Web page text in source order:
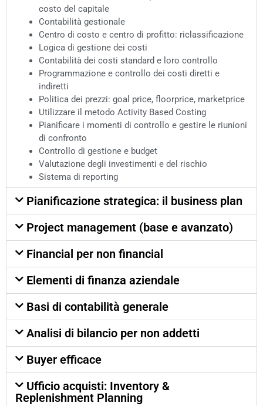
costo del capitale
Contabilità gestionale
Centro di costo e centro di profitto: riclassificazione
Logica di gestione dei costi
Contabilità dei costi standard e loro controllo
Programmazione e controllo dei costi diretti e
indiretti
Politica dei prezzi: goal price, floorprice, marketprice
Utilizzare il metodo Activity Based Costing
Pianificare i momenti di controllo e gestire le riunioni
di confronto
Controllo di gestione e budget
Valutazione degli investimenti e del rischio
Sistema di reporting
Pianificazione strategica: il business plan
Project management (base e avanzato)
Financial per non financial
Elementi di finanza aziendale
Basi di contabilità generale
Analisi di bilancio per non addetti
Buyer efficace
Ufficio acquisti: Inventory &
Replenishment Planning